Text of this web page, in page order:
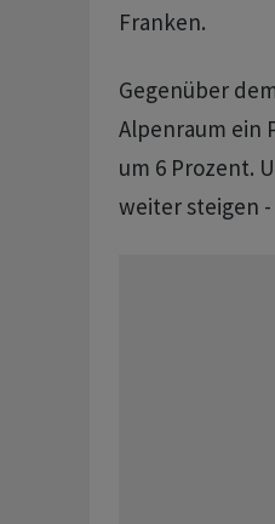
Franken.
Gegenüber
Alpenraum ein
um 6 Prozent.
weiter steigen